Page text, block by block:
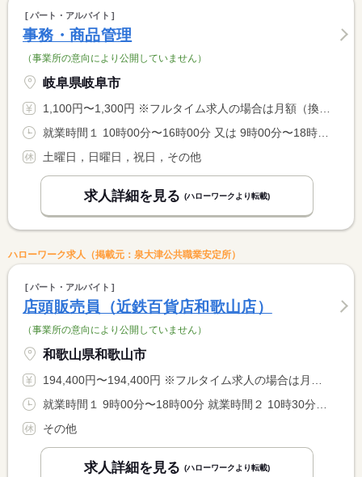
パート・アルバイト
事務・商品管理
（事業所の意向により公開していません）
岐阜県岐阜市
1,100円〜1,300円 ※フルタイム求人の場合は月額（換算額）、パート求人の場合は時間額を表示しています。
土曜日，日曜日，祝日，その他
求人詳細を見る (ハローワークより転載)
ハローワーク求人（掲載元：泉大津公共職業安定所）
パート・アルバイト
店頭販売員（近鉄百貨店和歌山店）
（事業所の意向により公開していません）
和歌山県和歌山市
194,400円〜194,400円 ※フルタイム求人の場合は月額（換算額）、パート求人の場合は時間額を表示しています。
その他
求人詳細を見る (ハローワークより転載)